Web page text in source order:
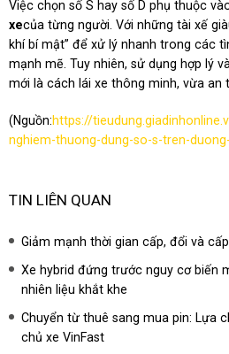
Việc chọn số S hay số D phụ thuộc
xecủa từng người. Với những tài xế
khí bí mật” để xử lý nhanh trong các
mạnh mẽ. Tuy nhiên, sử dụng hợp lý
mới là cách lái xe thông minh, vừa an
(Nguồn:https://
nghiem-thuong-dung-so-s-tren-
TIN LIÊN QUAN
Giảm mạnh thời gian cấp, đổi và
Xe hybrid đứng trước nguy cơ biến
nhiên liệu khắt khe
Chuyển từ thuê sang mua pin: Lựa
chủ xe VinFast